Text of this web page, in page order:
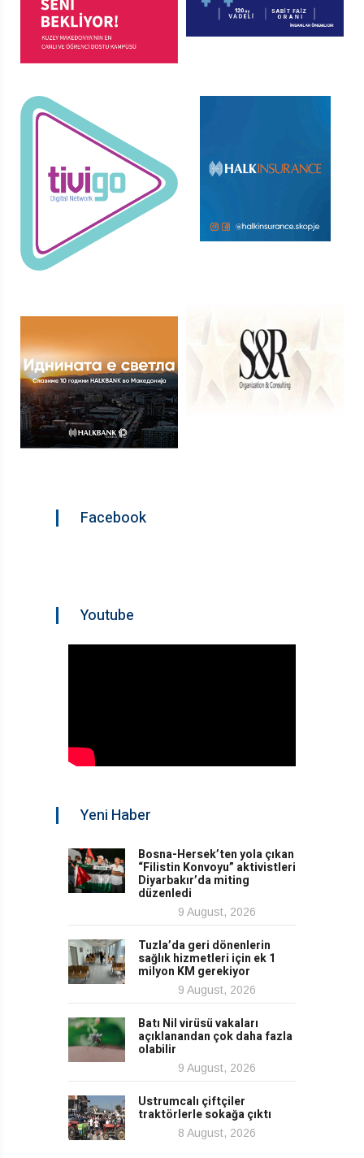
Facebook
Youtube
Yeni Haber
Bosna-Hersek’ten yola çıkan
“Filistin Konvoyu” aktivistleri
Diyarbakır’da miting
düzenledi
9 August, 2026
Tuzla’da geri dönenlerin
sağlık hizmetleri için ek 1
milyon KM gerekiyor
9 August, 2026
Batı Nil virüsü vakaları
açıklanandan çok daha fazla
olabilir
9 August, 2026
Ustrumcalı çiftçiler
traktörlerle sokağa çıktı
8 August, 2026